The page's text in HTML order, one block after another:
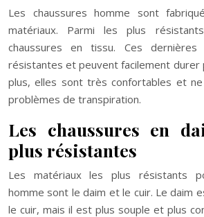
Les chaussures homme sont
matériaux. Parmi les plus
chaussures en tissu. Ces
résistantes et peuvent facilement durer
plus, elles sont très confortables et
problèmes de transpiration.
Les chaussures en
plus résistantes
Les matériaux les plus résistants
homme sont le daim et le cuir. Le daim
le cuir, mais il est plus souple et plus